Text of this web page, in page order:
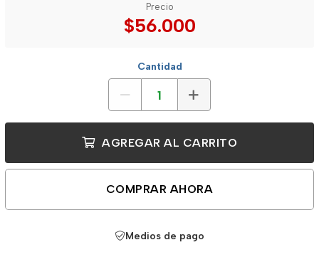
Precio
$56.000
Cantidad
AGREGAR AL CARRITO
COMPRAR AHORA
Medios de pago